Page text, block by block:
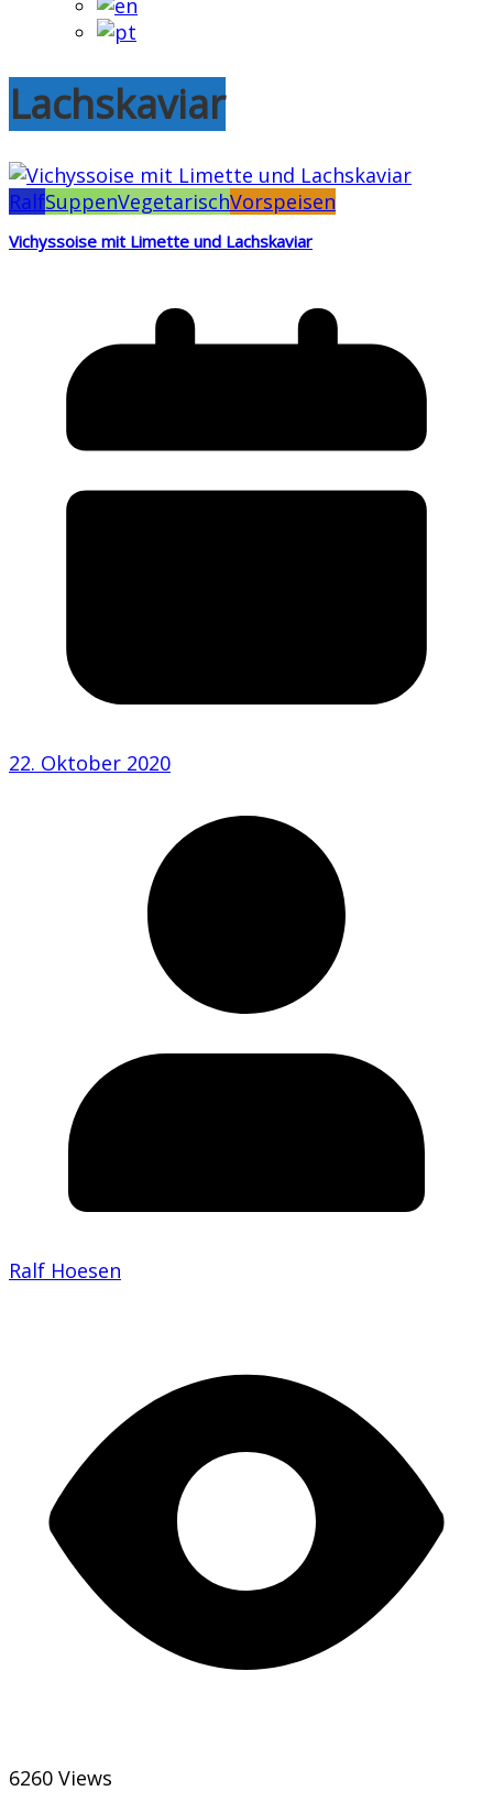
Lachskaviar
RalfSuppenVegetarischVorspeisen
Vichyssoise mit Limette und Lachskaviar
22. Oktober 2020
Ralf Hoesen
6260 Views